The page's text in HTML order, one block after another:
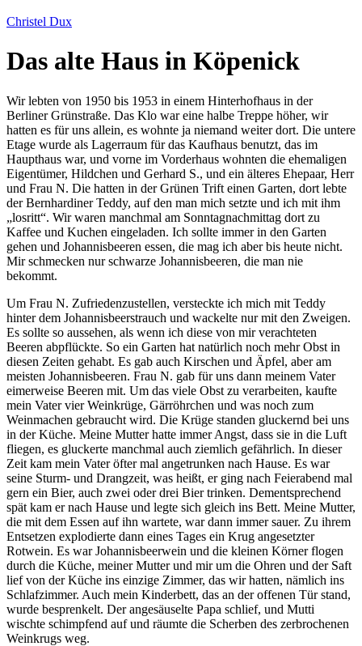
Christel Dux
Das alte Haus in Köpenick
Wir lebten von 1950 bis 1953 in einem Hinterhofhaus in der
Berliner Grünstraße. Das Klo war eine halbe Treppe höher, wir
hatten es für uns allein, es wohnte ja niemand weiter dort. Die untere
Etage wurde als Lagerraum für das Kaufhaus benutzt, das im
Haupthaus war, und vorne im Vorderhaus wohnten die ehemaligen
Eigentümer, Hildchen und Gerhard S., und ein älteres Ehepaar, Herr
und Frau N. Die hatten in der Grünen Trift einen Garten, dort lebte
der Bernhardiner Teddy, auf den man mich setzte und ich mit ihm
„losritt“. Wir waren manchmal am Sonntagnachmittag dort zu
Kaffee und Kuchen eingeladen. Ich sollte immer in den Garten
gehen und Johannisbeeren essen, die mag ich aber bis heute nicht.
Mir schmecken nur schwarze Johannisbeeren, die man nie
bekommt.
Um Frau N. Zufriedenzustellen, versteckte ich mich mit Teddy
hinter dem Johannisbeerstrauch und wackelte nur mit den Zweigen.
Es sollte so aussehen, als wenn ich diese von mir verachteten
Beeren abpflückte. So ein Garten hat natürlich noch mehr Obst in
diesen Zeiten gehabt. Es gab auch Kirschen und Äpfel, aber am
meisten Johannisbeeren. Frau N. gab für uns dann meinem Vater
eimerweise Beeren mit. Um das viele Obst zu verarbeiten, kaufte
mein Vater vier Weinkrüge, Gärröhrchen und was noch zum
Weinmachen gebraucht wird. Die Krüge standen gluckernd bei uns
in der Küche. Meine Mutter hatte immer Angst, dass sie in die Luft
fliegen, es gluckerte manchmal auch ziemlich gefährlich. In dieser
Zeit kam mein Vater öfter mal angetrunken nach Hause. Es war
seine Sturm- und Drangzeit, was heißt, er ging nach Feierabend mal
gern ein Bier, auch zwei oder drei Bier trinken. Dementsprechend
spät kam er nach Hause und legte sich gleich ins Bett. Meine Mutter,
die mit dem Essen auf ihn wartete, war dann immer sauer. Zu ihrem
Entsetzen explodierte dann eines Tages ein Krug angesetzter
Rotwein. Es war Johannisbeerwein und die kleinen Körner flogen
durch die Küche, meiner Mutter und mir um die Ohren und der Saft
lief von der Küche ins einzige Zimmer, das wir hatten, nämlich ins
Schlafzimmer. Auch mein Kinderbett, das an der offenen Tür stand,
wurde besprenkelt. Der angesäuselte Papa schlief, und Mutti
wischte schimpfend auf und räumte die Scherben des zerbrochenen
Weinkrugs weg.